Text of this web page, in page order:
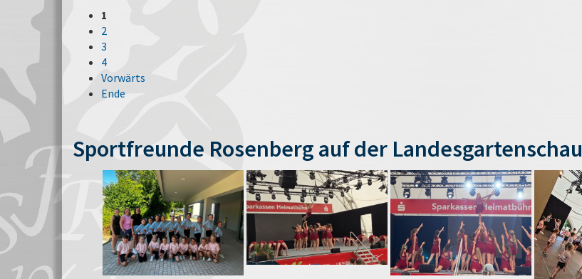
1
2
3
4
Vorwärts
Ende
Sportfreunde Rosenberg auf der Landesgartenschau